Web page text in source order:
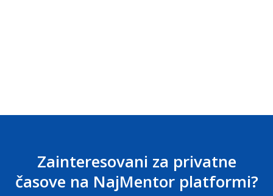
Zainteresovani za privatne
časove na NajMentor platformi?